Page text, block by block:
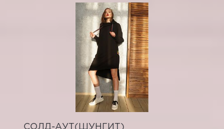
СОЛД-АУТ(ШУНГИТ)